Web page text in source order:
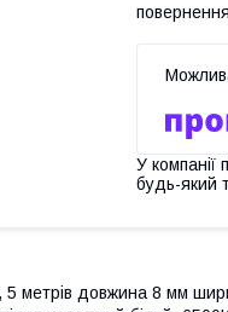
У компанії
будь-який
5 метрів довжина 8 мм